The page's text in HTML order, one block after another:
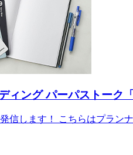
ィング パーパストーク
信します！ こちらはプラ